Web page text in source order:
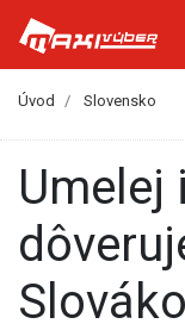
Úvod Slovensko
Umelej inteligencii